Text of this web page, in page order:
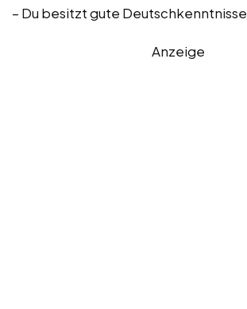
– Du besitzt gute Deutschkenntnisse
Anzeige